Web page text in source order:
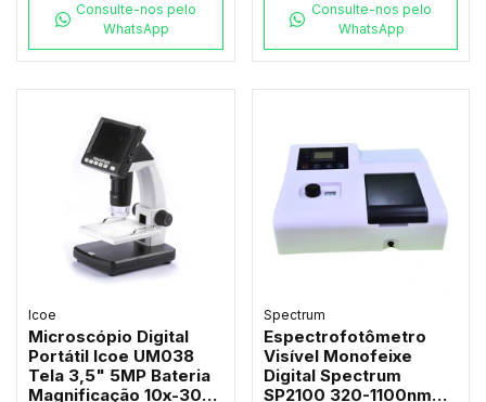
Consulte-nos pelo
WhatsApp
Consulte-nos pelo
WhatsApp
Icoe
Microscópio Digital
Portátil Icoe UM038
Tela 3,5" 5MP Bateria
Magnificação 10x-300x
Spectrum
Espectrofotômetro
Visível Monofeixe
Digital Spectrum
SP2100 320-1100nm